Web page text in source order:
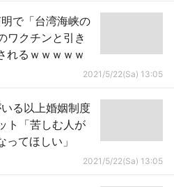
で「台湾海峡の
ワクチンと引き
れるｗｗｗｗｗ
2021/5/22(Sa) 13:05
る以上婚姻制度
ト「苦しむ人が
てほしい」
2021/5/22(Sa) 13:05